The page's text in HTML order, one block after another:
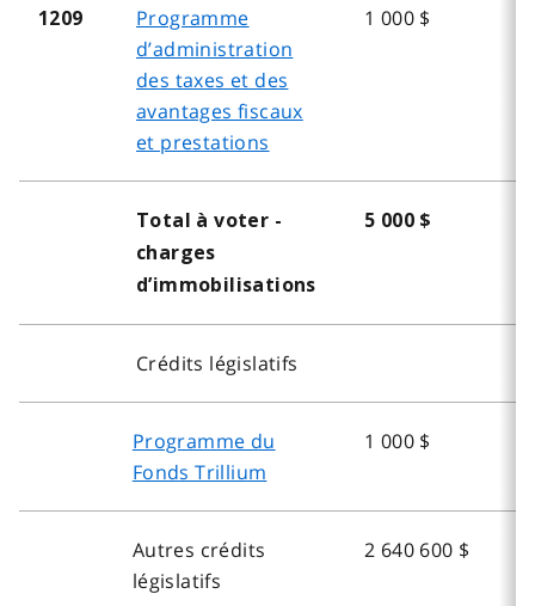
1209
Programme
d’administration
des taxes et des
avantages fiscaux
et prestations
1 000 $
Total à voter -
charges
d’immobilisations
5 000 $
Crédits législatifs
Programme du
Fonds Trillium
1 000 $
Autres crédits
législatifs
2 640 600 $